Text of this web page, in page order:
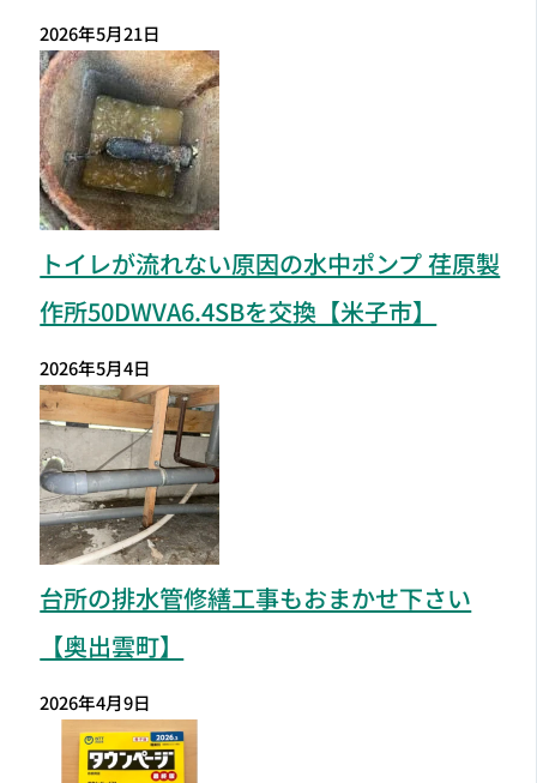
2026年5月21日
トイレが流れない原因の水中ポンプ 荏原製
作所50DWVA6.4SBを交換【米子市】
2026年5月4日
台所の排水管修繕工事もおまかせ下さい
【奥出雲町】
2026年4月9日